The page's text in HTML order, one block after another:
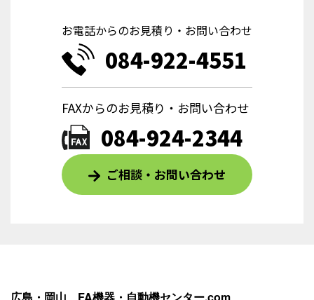
お電話からのお見積り・お問い合わせ
084-922-4551
FAXからのお見積り・お問い合わせ
084-924-2344
ご相談・お問い合わせ
広島・岡山 FA機器・自動機センター.com